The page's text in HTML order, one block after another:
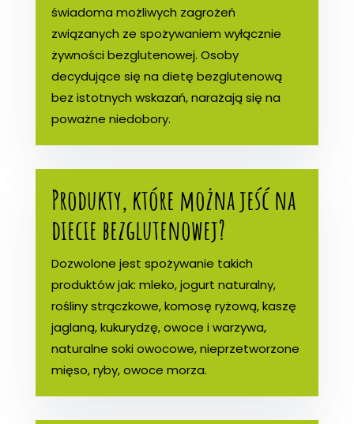
świadoma możliwych zagrożeń
związanych ze spożywaniem wyłącznie
żywności bezglutenowej. Osoby
decydujące się na dietę bezglutenową
bez istotnych wskazań, narażają się na
poważne niedobory.
Produkty, które można jeść na
diecie bezglutenowej?
Dozwolone jest spożywanie takich
produktów jak: mleko, jogurt naturalny,
rośliny strączkowe, komosę ryżową, kaszę
jaglaną, kukurydzę, owoce i warzywa,
naturalne soki owocowe, nieprzetworzone
mięso, ryby, owoce morza.